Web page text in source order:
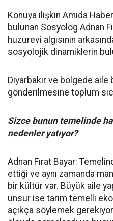
Konuya ilişkin Amida
bulunan Sosyolog Adnan
huzurevi algısının
sosyolojik dinamiklerin
Diyarbakır ve bölgede
gönderilmesine toplum
Sizce bunun temelinde
nedenler yatıyor?
Adnan Fırat Bayar:
ettiği ve aynı zamanda
bir kültür var. Büyük aile
unsur ise tarım temelli
açıkça söylemek